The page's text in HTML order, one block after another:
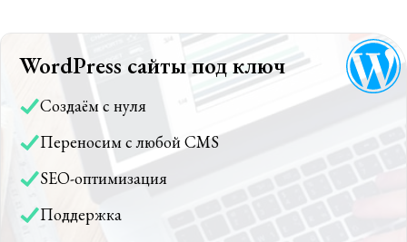
WordPress сайты под ключ
Создаём с нуля
Переносим с любой CMS
SEO-оптимизация
Поддержка